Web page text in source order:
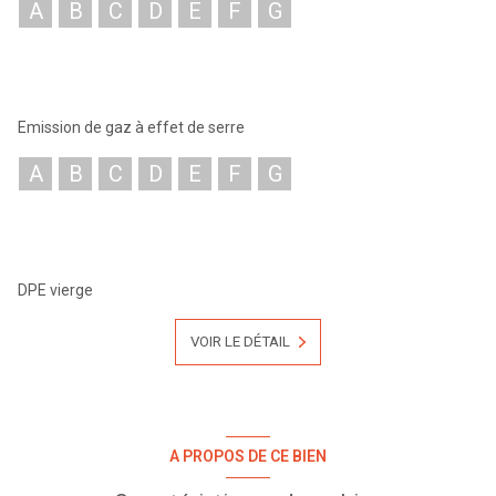
Bail ; Commercial 3/6/9 ans
A B C D E F G
Emission de gaz à effet de serre
A B C D E F G
DPE vierge
VOIR LE DÉTAIL
A PROPOS DE CE BIEN